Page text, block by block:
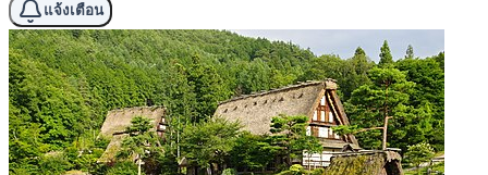
แจ้งเตือน